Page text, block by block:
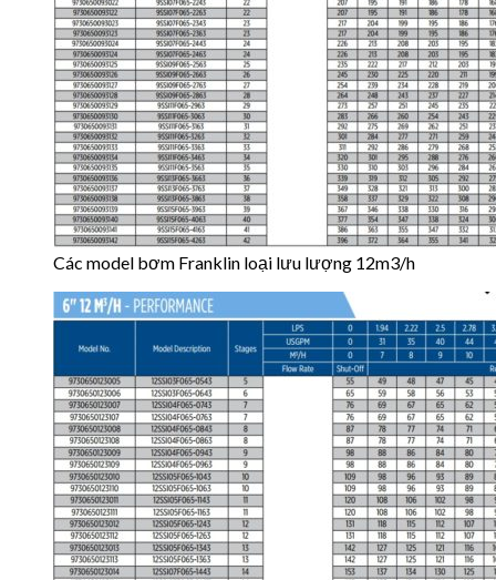
Các model bơm Franklin loại lưu lượng 12m3/h